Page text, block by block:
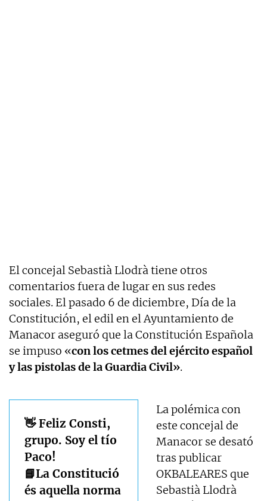
El concejal Sebastià Llodrà tiene otros
comentarios fuera de lugar en sus redes
sociales. El pasado 6 de diciembre, Día de la
Constitución, el edil en el Ayuntamiento de
Manacor aseguró que la Constitución Española
se impuso «con los cetmes del ejército español
y las pistolas de la Guardia Civil».
👋 Feliz Consti,
grupo. Soy el tío
Paco!
📘La Constitució
és aquella norma
La polémica con
este concejal de
Manacor se desató
tras publicar
OKBALEARES que
Sebastià Llodrà